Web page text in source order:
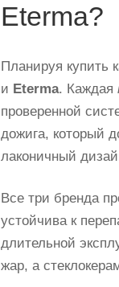
Eterma?
Планируя купить
и Eterma. Каждая
проверенной
дожига, который
лаконичный
Все три бренда
устойчива к
длительной
жар, а